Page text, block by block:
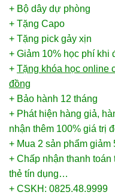
+ Bộ dây dự phòng
+ Tặng Capo
+ Tặng pick gảy xịn
+ Giảm 10% học phí khi
+ Tặng khóa học online
đồng
+ Bảo hành 12 tháng
+ Phát hiện hàng giả,
nhận thêm 100% giá trị
+ Mua 2 sản phẩm giảm
+ Chấp nhận thanh toán
thẻ tín dụng…
+ CSKH: 0825.48.9999